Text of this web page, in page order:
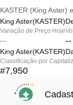
KASTER (King Aster)
King
Variação de Preço Hoje
-- --
King
Classificação por
#7,950